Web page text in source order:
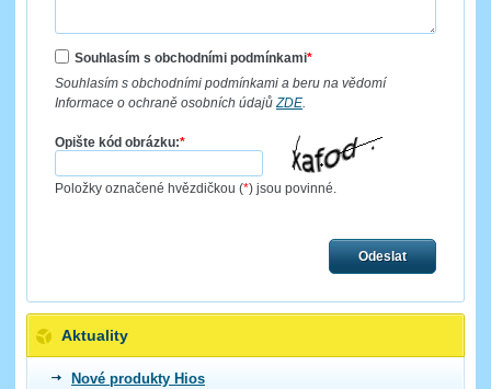
Souhlasím s obchodními podmínkami*
Souhlasím s obchodními podmínkami a beru na vědomí
Informace o ochraně osobních údajů ZDE
Opište kód obrázku:*
Položky označené hvězdičkou (*) jsou povinné.
Odeslat
Aktuality
Nové produkty Hios